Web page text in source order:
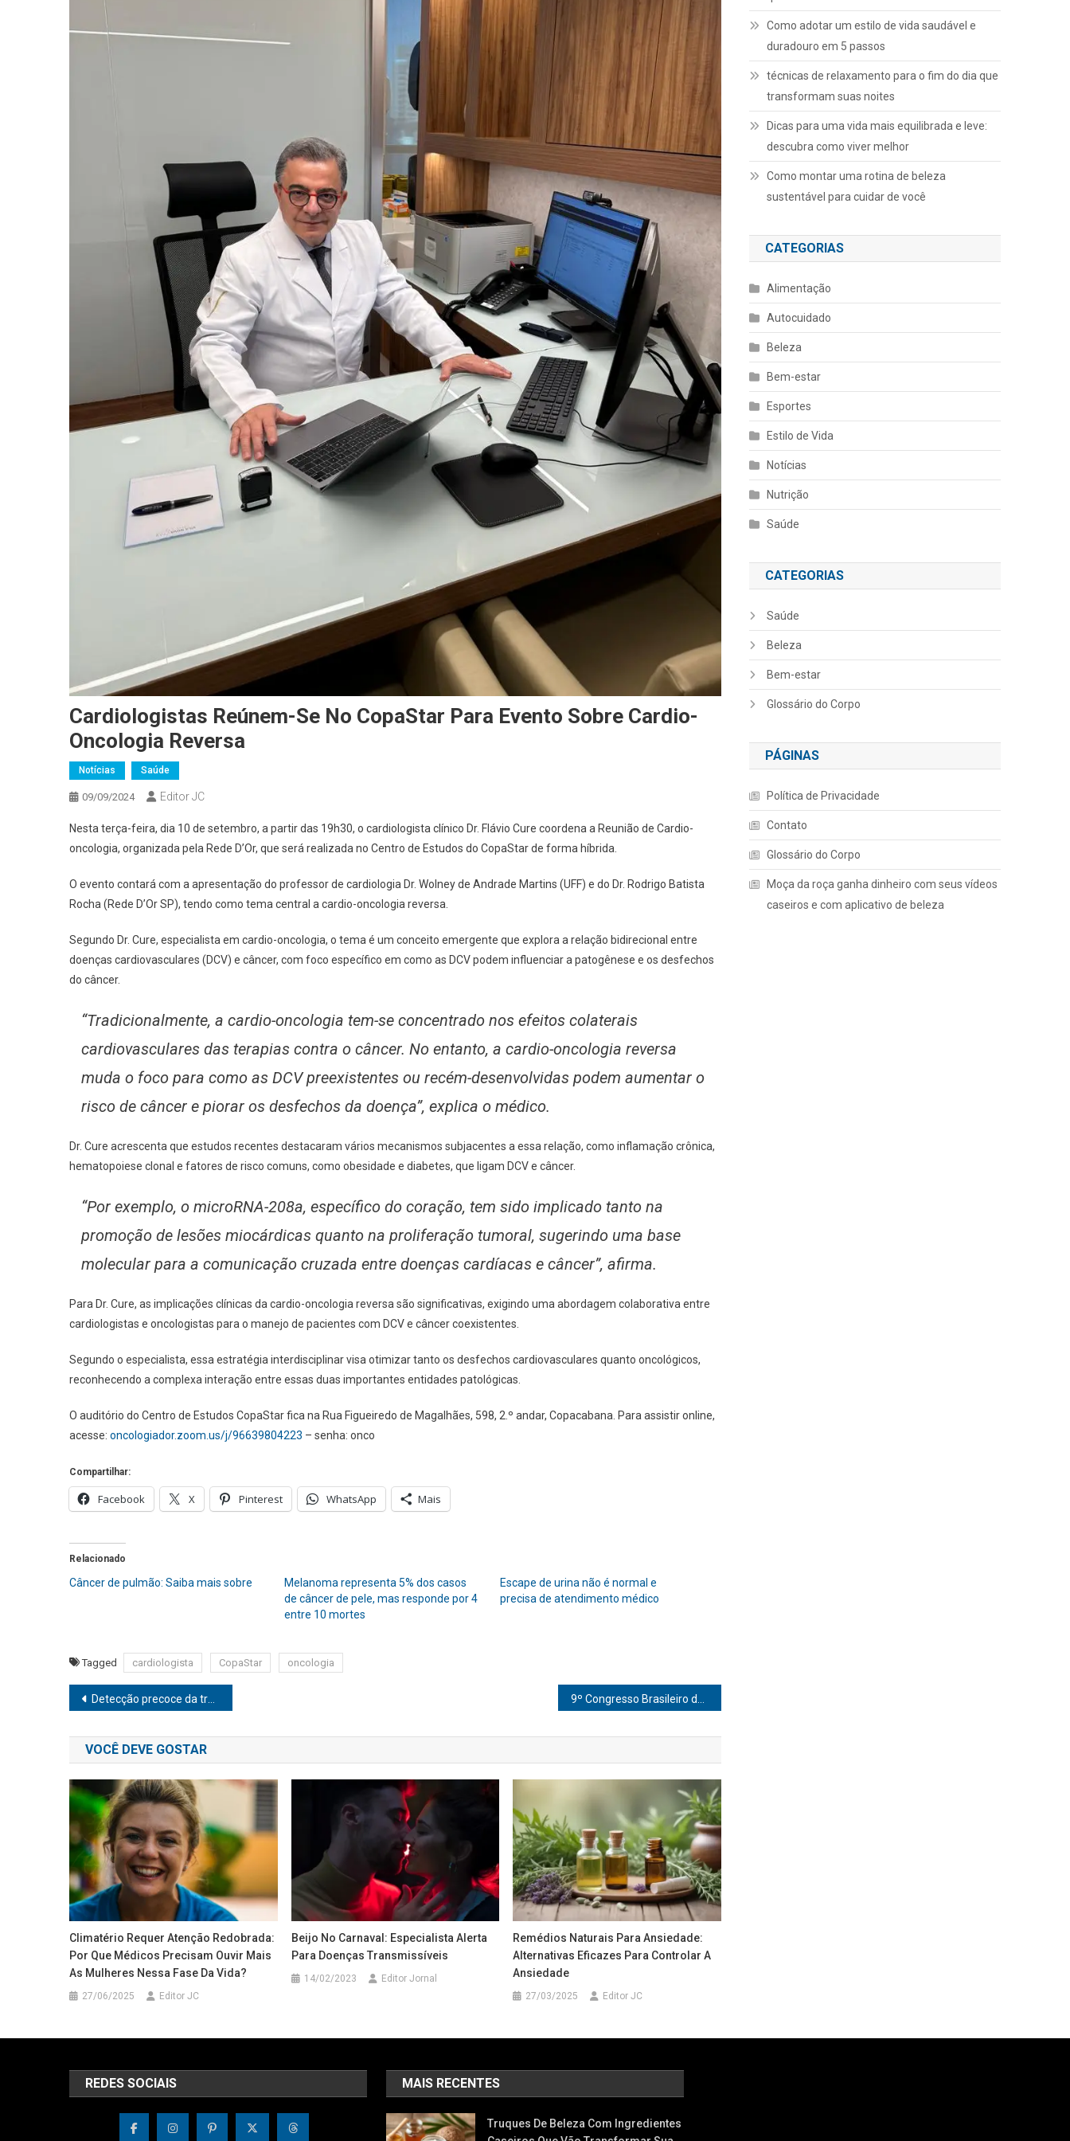
Cardiologistas Reúnem-Se No CopaStar Para Evento Sobre Cardio-
Oncologia Reversa
Notícias Saúde
09/09/2024 Editor JC
Nesta terça-feira, dia 10 de setembro, a partir das 19h30, o cardiologista clínico Dr. Flávio Cure coordena a Reunião de Cardio-
oncologia, organizada pela Rede D’Or, que será realizada no Centro de Estudos do CopaStar de forma híbrida.
O evento contará com a apresentação do professor de cardiologia Dr. Wolney de Andrade Martins (UFF) e do Dr. Rodrigo Batista
Rocha (Rede D’Or SP), tendo como tema central a cardio-oncologia reversa.
Segundo Dr. Cure, especialista em cardio-oncologia, o tema é um conceito emergente que explora a relação bidirecional entre
doenças cardiovasculares (DCV) e câncer, com foco específico em como as DCV podem influenciar a patogênese e os desfechos
do câncer.
“Tradicionalmente, a cardio-oncologia tem-se concentrado nos efeitos colaterais
cardiovasculares das terapias contra o câncer. No entanto, a cardio-oncologia reversa
muda o foco para como as DCV preexistentes ou recém-desenvolvidas podem aumentar o
risco de câncer e piorar os desfechos da doença”, explica o médico.
Dr. Cure acrescenta que estudos recentes destacaram vários mecanismos subjacentes a essa relação, como inflamação crônica,
hematopoiese clonal e fatores de risco comuns, como obesidade e diabetes, que ligam DCV e câncer.
“Por exemplo, o microRNA-208a, específico do coração, tem sido implicado tanto na
promoção de lesões miocárdicas quanto na proliferação tumoral, sugerindo uma base
molecular para a comunicação cruzada entre doenças cardíacas e câncer”, afirma.
Para Dr. Cure, as implicações clínicas da cardio-oncologia reversa são significativas, exigindo uma abordagem colaborativa entre
cardiologistas e oncologistas para o manejo de pacientes com DCV e câncer coexistentes.
Segundo o especialista, essa estratégia interdisciplinar visa otimizar tanto os desfechos cardiovasculares quanto oncológicos,
reconhecendo a complexa interação entre essas duas importantes entidades patológicas.
O auditório do Centro de Estudos CopaStar fica na Rua Figueiredo de Magalhães, 598, 2.º andar, Copacabana. Para assistir online,
acesse: oncologiador.zoom.us/j/96639804223 – senha: onco
Compartilhar:
Facebook X Pinterest WhatsApp Mais
Relacionado
Câncer de pulmão: Saiba mais sobre
Melanoma representa 5% dos casos
de câncer de pele, mas responde por 4
entre 10 mortes
Escape de urina não é normal e
precisa de atendimento médico
Tagged cardiologista CopaStar oncologia
Navegação
de
Post
Detecção precoce da trombose pode salvar vidas
VOCÊ DEVE GOSTAR
Climatério Requer Atenção Redobrada:
Por Que Médicos Precisam Ouvir Mais
As Mulheres Nessa Fase Da Vida?
27/06/2025 Editor JC
Beijo No Carnaval: Especialista Alerta
Para Doenças Transmissíveis
14/02/2023 Editor Jornal
Remédios Naturais Para Ansiedade:
Alternativas Eficazes Para Controlar A
Ansiedade
27/03/2025 Editor JC
Como adotar um estilo de vida saudável e
duradouro em 5 passos
técnicas de relaxamento para o fim do dia que
transformam suas noites
Dicas para uma vida mais equilibrada e leve:
descubra como viver melhor
Como montar uma rotina de beleza
sustentável para cuidar de você
CATEGORIAS
Alimentação
Autocuidado
Beleza
Bem-estar
Esportes
Estilo de Vida
Notícias
Nutrição
Saúde
CATEGORIAS
Saúde
Beleza
Bem-estar
Glossário do Corpo
PÁGINAS
Política de Privacidade
Contato
Glossário do Corpo
Moça da roça ganha dinheiro com seus vídeos
caseiros e com aplicativo de beleza
REDES SOCIAIS MAIS RECENTES
Truques De Beleza Com Ingredientes